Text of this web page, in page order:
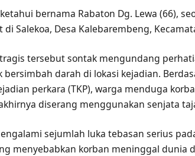
bernama Rabaton Dg. Lewa (66),
di Salekoa, Desa Kalebarembeng,
tersebut sontak mengundang
bersimbah darah di lokasi kejadian.
perkara (TKP), warga menduga
diserang menggunakan senjata
sejumlah luka tebasan serius
menyebabkan korban meninggal dunia